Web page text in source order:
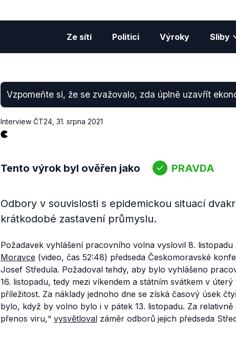
Ze sítí Politici Výroky Sliby
Vzpomeňte si, že se zvažovalo, zda úplně uzavřít
Interview ČT24, 31. srpna 2021
Tento výrok byl ověřen jako PRAVDA
Odbory v souvislosti s epidemickou situací
krátkodobé zastavení průmyslu.
Požadavek vyhlášení pracovního volna vyslovil 8.
Moravce (video, čas 52:48) předseda Českomoravské
Josef Středula. Požadoval tehdy, aby bylo vyhlášeno
16. listopadu, tedy mezi víkendem a státním svátkem v úterý
příležitost. Za náklady jednoho dne se získá časový úsek
bylo, když by volno bylo i v pátek 13. listopadu. Za
přenos viru,“ vysvětlovalzáměr odborů jejich předseda